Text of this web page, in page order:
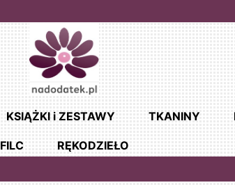
KSIĄŻKI i ZESTAWY TKANINY
FILC
RĘKODZIEŁO